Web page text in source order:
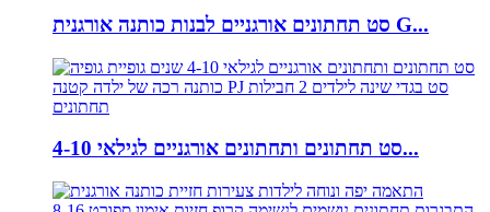
סט תחתונים אורגניים לבנות כותנה אורגנית G...
סט תחתונים ותחתונים אורגניים לגילאי 4-10...